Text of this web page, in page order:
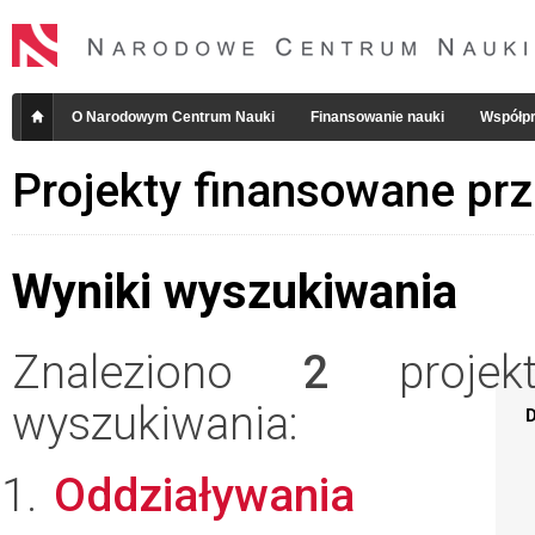
O Narodowym Centrum Nauki Finansowanie nauki
Projekty finansowane
Wyniki wyszukiwania
Znaleziono 2
wyszukiwania:
Oddziaływania